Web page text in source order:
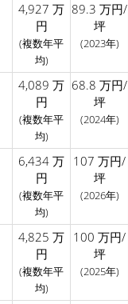
4,927 万
円
(複数年平
均)
89.3 万円/
坪
(2023年)
4,089 万
円
(複数年平
均)
68.8 万円/
坪
(2024年)
6,434 万
円
(複数年平
均)
107 万円/
坪
(2026年)
4,825 万
円
(複数年平
均)
100 万円/
坪
(2025年)